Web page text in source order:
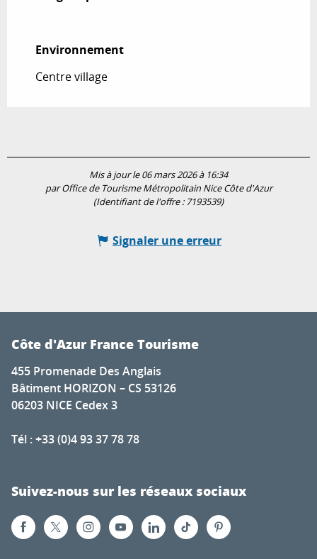
Environnement
Environnement
Centre village
Mis à jour le 06 mars 2026 à 16:34
par Office de Tourisme Métropolitain Nice Côte d'Azur
(Identifiant de l'offre : 7193539)
Signaler une erreur
Côte d'Azur France Tourisme
455 Promenade Des Anglais
Bâtiment HORIZON – CS 53126
06203 NICE Cedex 3
Tél : +33 (0)4 93 37 78 78
Suivez-nous sur les réseaux sociaux